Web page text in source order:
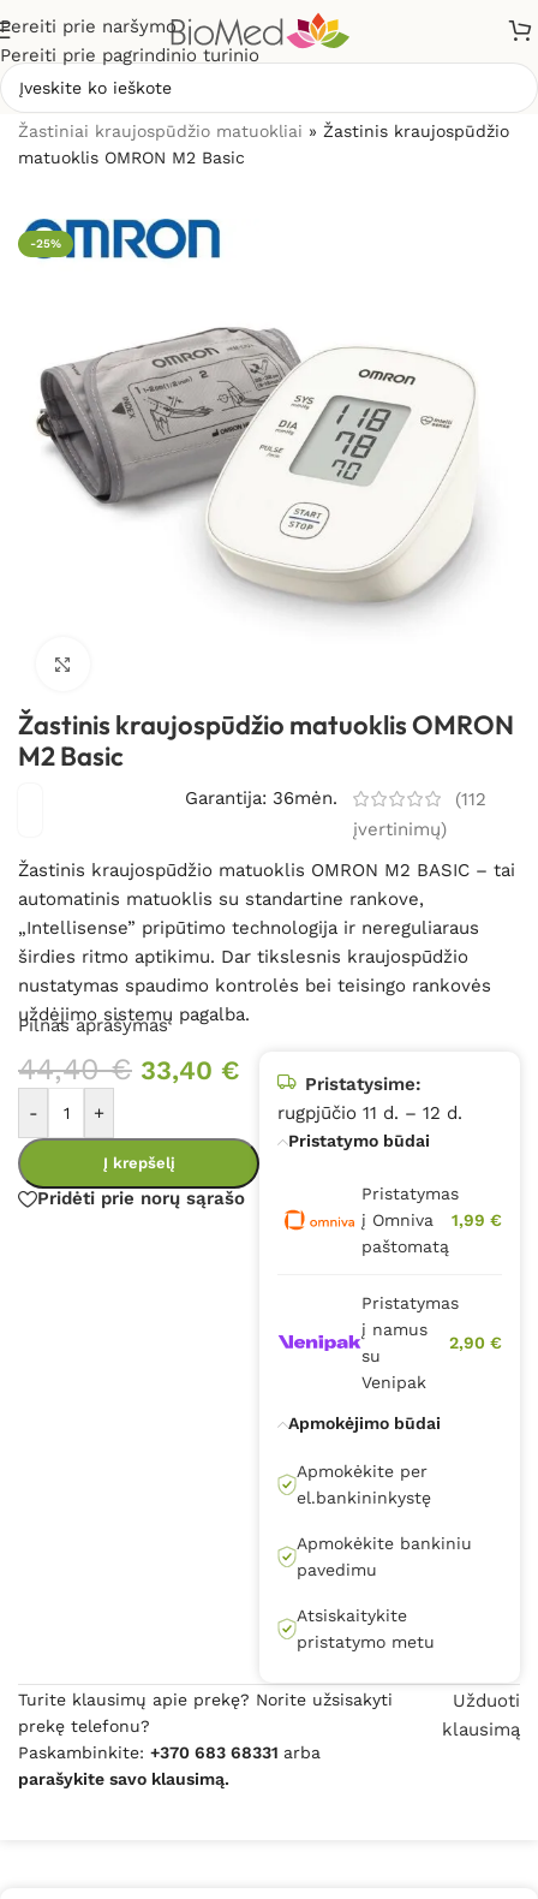
Pereiti prie naršymo
Pereiti prie pagrindinio turinio
Žastiniai kraujospūdžio matuokliai » Žastinis kraujospūdžio
matuoklis OMRON M2 Basic
-25%
Žastinis kraujospūdžio matuoklis OMRON
M2 Basic
Garantija: 36mėn. (112
įvertinimų)
Žastinis kraujospūdžio matuoklis OMRON M2 BASIC – tai
automatinis matuoklis su standartine rankove,
„Intellisense” pripūtimo technologija ir nereguliaraus
širdies ritmo aptikimu. Dar tikslesnis kraujospūdžio
nustatymas spaudimo kontrolės bei teisingo rankovės
uždėjimo sistemų pagalba.
Pilnas aprašymas
44,40€ 33,40 €
- +
Į krepšelį
Pridėti prie norų sąrašo
Pristatysime:
rugpjūčio 11 d. – 12 d.
Pristatymo būdai
Pristatymas
į Omniva
paštomatą
1,99 €
Pristatymas
į namus
su
Venipak
2,90 €
Apmokėjimo būdai
Apmokėkite per
el.bankininkystę
Apmokėkite bankiniu
pavedimu
Atsiskaitykite
pristatymo metu
Turite klausimų apie prekę? Norite užsisakyti
prekę telefonu?
Paskambinkite: +370 683 68331 arba
parašykite savo klausimą.
Užduoti
klausimą